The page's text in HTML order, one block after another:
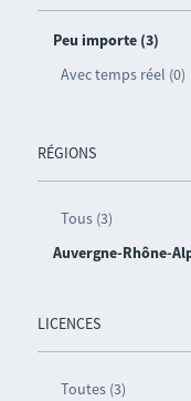
Peu importe (3)
Avec temps réel (0)
RÉGIONS
Tous (3)
Auvergne-Rhône-
LICENCES
Toutes (3)